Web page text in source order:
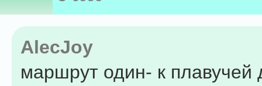
AlecJoy
маршрут один- к плавучей